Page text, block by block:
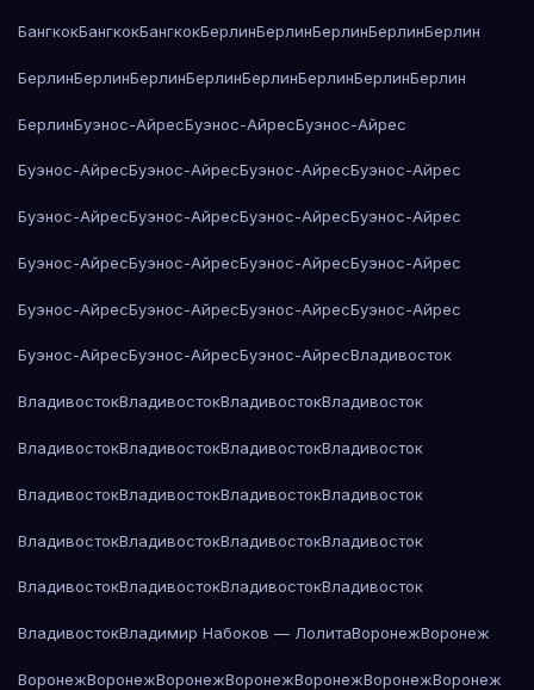
БангкокБангкокБангкокБерлинБерлинБерлинБерлинБерлин
БерлинБерлинБерлинБерлинБерлинБерлинБерлинБерлин
БерлинБуэнос-АйресБуэнос-АйресБуэнос-Айрес
Буэнос-АйресБуэнос-АйресБуэнос-АйресБуэнос-Айрес
Буэнос-АйресБуэнос-АйресБуэнос-АйресБуэнос-Айрес
Буэнос-АйресБуэнос-АйресБуэнос-АйресБуэнос-Айрес
Буэнос-АйресБуэнос-АйресБуэнос-АйресБуэнос-Айрес
Буэнос-АйресБуэнос-АйресБуэнос-АйресВладивосток
ВладивостокВладивостокВладивостокВладивосток
ВладивостокВладивостокВладивостокВладивосток
ВладивостокВладивостокВладивостокВладивосток
ВладивостокВладивостокВладивостокВладивосток
ВладивостокВладивостокВладивостокВладивосток
ВладивостокВладимир Набоков — ЛолитаВоронежВоронеж
ВоронежВоронежВоронежВоронежВоронежВоронежВоронеж